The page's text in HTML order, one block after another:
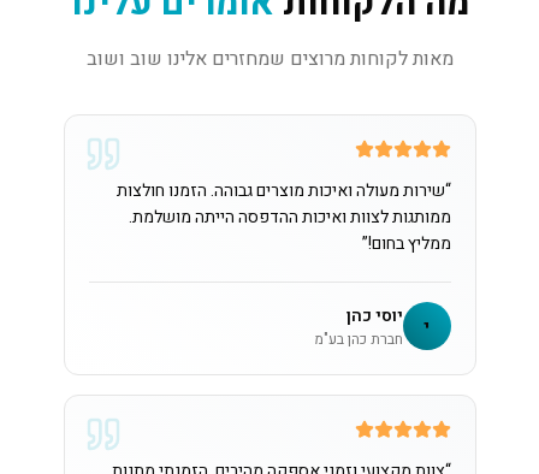
מאות לקוחות מרוצים שמחזרים אלינו שוב ושוב
“שירות מעולה ואיכות מוצרים גבוהה. הזמנו חולצות
ממותגות לצוות ואיכות ההדפסה הייתה מושלמת.
ממליץ בחום!”
י יוסי כהן
חברת כהן בע"מ